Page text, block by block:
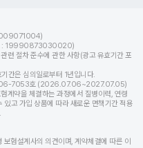
호 : 19990873030020)
련 절차 준수에 관한 사항(광고 유효기간 포
간은 심의일로부터 1년입니다.
7053호 (2026.07.06~2027.07.05)
계약을 체결하는 과정에서 질병이력, 연령
고 가입 상품에 따라 새로운 면책기간 적용
험설계사의 의견이며, 계약체결에 따른 이